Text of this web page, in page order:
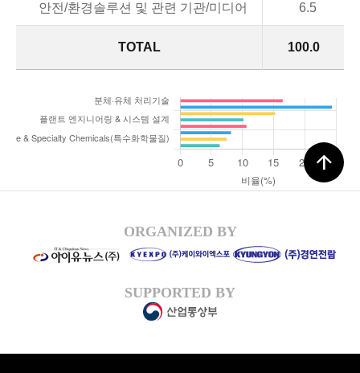
TOTAL 100.0
안전/환경솔루션 및 관련 기관/미디어 6.5
arrow_upward
ORGANIZED BY
SUPPORTED BY